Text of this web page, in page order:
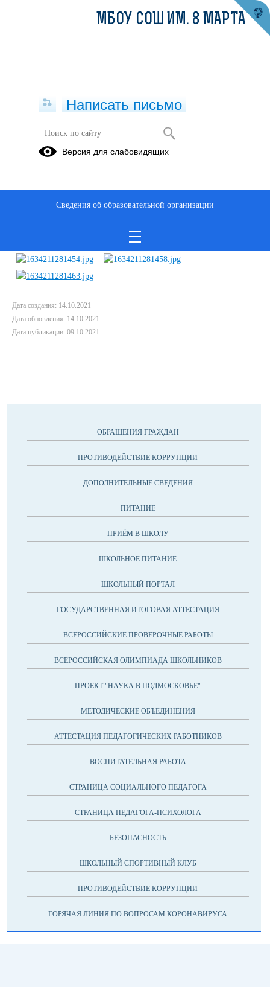
Субботник
Дата создания: 14.10.2021
Дата обновления: 14.10.2021
Дата публикации: 09.10.2021
ОБРАЩЕНИЯ ГРАЖДАН
ПРОТИВОДЕЙСТВИЕ КОРРУПЦИИ
ДОПОЛНИТЕЛЬНЫЕ СВЕДЕНИЯ
ПИТАНИЕ
ПРИЁМ В ШКОЛУ
ШКОЛЬНОЕ ПИТАНИЕ
ШКОЛЬНЫЙ ПОРТАЛ
ГОСУДАРСТВЕННАЯ ИТОГОВАЯ АТТЕСТАЦИЯ
ВСЕРОССИЙСКИЕ ПРОВЕРОЧНЫЕ РАБОТЫ
ВСЕРОССИЙСКАЯ ОЛИМПИАДА ШКОЛЬНИКОВ
ПРОЕКТ "НАУКА В ПОДМОСКОВЬЕ"
МЕТОДИЧЕСКИЕ ОБЪЕДИНЕНИЯ
АТТЕСТАЦИЯ ПЕДАГОГИЧЕСКИХ РАБОТНИКОВ
ВОСПИТАТЕЛЬНАЯ РАБОТА
СТРАНИЦА СОЦИАЛЬНОГО ПЕДАГОГА
СТРАНИЦА ПЕДАГОГА-ПСИХОЛОГА
БЕЗОПАСНОСТЬ
ШКОЛЬНЫЙ СПОРТИВНЫЙ КЛУБ
ПРОТИВОДЕЙСТВИЕ КОРРУПЦИИ
ГОРЯЧАЯ ЛИНИЯ ПО ВОПРОСАМ КОРОНАВИРУСА
МБОУ СОШ ИМ. 8 МАРТА
Написать письмо
Версия для слабовидящих
Сведения об образовательной организации